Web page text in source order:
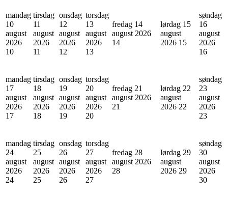
mandag
10
august
2026
10
tirsdag
11
august
2026
11
onsdag
12
august
2026
12
torsdag
13
august
2026
13
fredag 14
august 2026
14
lørdag 15
august
2026 15
søndag
16
august
2026
16
mandag
17
august
2026
17
tirsdag
18
august
2026
18
onsdag
19
august
2026
19
torsdag
20
august
2026
20
fredag 21
august 2026
21
lørdag 22
august
2026 22
søndag
23
august
2026
23
mandag
24
august
2026
24
tirsdag
25
august
2026
25
onsdag
26
august
2026
26
torsdag
27
august
2026
27
fredag 28
august 2026
28
lørdag 29
august
2026 29
søndag
30
august
2026
30